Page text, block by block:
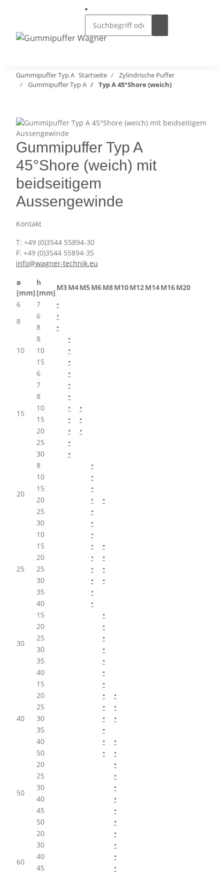
Gummipuffer Typ A Startseite
Zylindrische Puffer
Gummipuffer Typ A
Typ A 45°Shore (weich)
Gummipuffer Typ A
45°Shore (weich) mit
beidseitigem
Aussengewinde
Kontakt
T: +49 (0)3544 55894-30
F: +49 (0)3544 55894-35
info@wagner-technik.eu
ø
[mm]
h
[mm]
M3M4M5M6M8M10M12M14M16M20
6
7
•
8
6
•
8
•
10
8
•
10
•
15
•
15
6
•
7
•
8
•
10
•
•
15
•
•
20
•
•
25
•
30
•
20
8
•
10
•
15
•
20
•
•
25
•
30
•
25
10
•
15
•
•
20
•
•
25
•
•
30
•
•
35
•
40
•
30
15
•
20
•
25
•
30
•
35
•
40
•
40
15
•
20
•
•
25
•
•
30
•
•
35
•
40
•
•
50
• •
50
20
•
25
•
30
•
40
•
45
•
50
•
60
20
•
30
•
40
•
45
•